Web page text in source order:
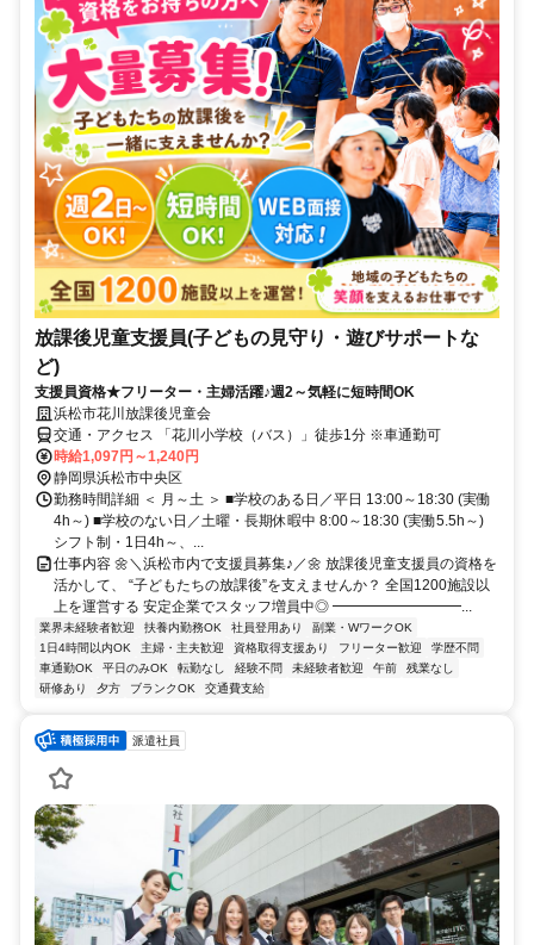
放課後児童支援員(子どもの見守り・遊びサポートな
ど)
支援員資格★フリーター・主婦活躍♪週2～気軽に短時間OK
浜松市花川放課後児童会
交通・アクセス 「花川小学校（バス）」徒歩1分 ※車通勤可
時給1,097円～1,240円
静岡県浜松市中央区
勤務時間詳細 ＜ 月～土 ＞ ■学校のある日／平日 13:00～18:30 (実働
4h～) ■学校のない日／土曜・長期休暇中 8:00～18:30 (実働5.5h～)
シフト制・1日4h～、...
仕事内容 🌼＼浜松市内で支援員募集♪／🌼 放課後児童支援員の資格を
活かして、 “子どもたちの放課後”を支えませんか？ 全国1200施設以
上を運営する 安定企業でスタッフ増員中◎ ━━━━━━━━━...
業界未経験者歓迎 扶養内勤務OK 社員登用あり
副業・WワークOK
1日4時間以内OK
主婦・主夫歓迎 資格取得支援あり フリーター歓迎
学歴不問
車通勤OK
平日のみOK 転勤なし 経験不問 未経験者歓迎 午前
残業なし
研修あり
夕方 ブランクOK 交通費支給
派遣社員